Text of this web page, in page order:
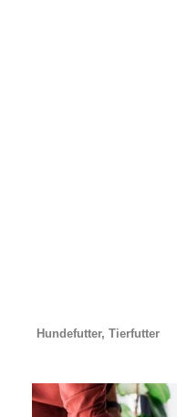
Hundefutter, Tierfutter